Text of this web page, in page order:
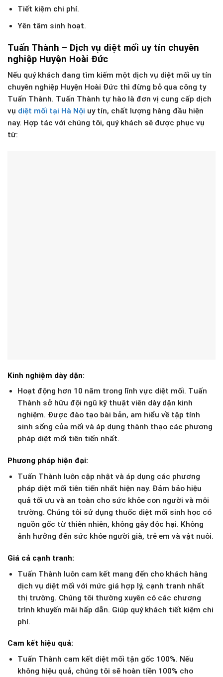
Tiết kiệm chi phí.
Yên tâm sinh hoạt.
Tuấn Thành – Dịch vụ diệt mối uy tín chuyên
nghiệp Huyện Hoài Đức
Nếu quý khách đang tìm kiếm một dịch vụ diệt mối uy tín
chuyên nghiệp Huyện Hoài Đức thì đừng bỏ qua công ty
Tuấn Thành. Tuấn Thành tự hào là đơn vị cung cấp dịch
vụ diệt mối tại Hà Nội uy tín, chất lượng hàng đầu hiện
nay. Hợp tác với chúng tôi, quý khách sẽ được phục vụ
từ:
Kinh nghiệm dày dặn:
Hoạt động hơn 10 năm trong lĩnh vực diệt mối. Tuấn
Thành sở hữu đội ngũ kỹ thuật viên dày dặn kinh
nghiệm. Được đào tạo bài bản, am hiểu về tập tính
sinh sống của mối và áp dụng thành thạo các phương
pháp diệt mối tiên tiến nhất.
Phương pháp hiện đại:
Tuấn Thành luôn cập nhật và áp dụng các phương
pháp diệt mối tiên tiến nhất hiện nay. Đảm bảo hiệu
quả tối ưu và an toàn cho sức khỏe con người và môi
trường. Chúng tôi sử dụng thuốc diệt mối sinh học có
nguồn gốc từ thiên nhiên, không gây độc hại. Không
ảnh hưởng đến sức khỏe người già, trẻ em và vật nuôi.
Giá cả cạnh tranh:
Tuấn Thành luôn cam kết mang đến cho khách hàng
dịch vụ diệt mối với mức giá hợp lý, cạnh tranh nhất
thị trường. Chúng tôi thường xuyên có các chương
trình khuyến mãi hấp dẫn. Giúp quý khách tiết kiệm chi
phí.
Cam kết hiệu quả:
Tuấn Thành cam kết diệt mối tận gốc 100%. Nếu
không hiệu quả, chúng tôi sẽ hoàn tiền 100% cho